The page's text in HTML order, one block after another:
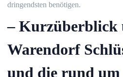
dringendsten benötigen.​
– Kurzüberblick
Warendorf
und die rund